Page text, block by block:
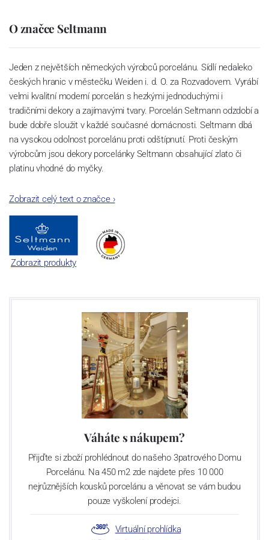
O značce Seltmann
Jeden z největších německých výrobců porcelánu. Sídlí nedaleko
českých hranic v městečku Weiden i. d. O. za Rozvadovem. Vyrábí
velmi kvalitní moderní porcelán s hezkými jednoduchými i
tradičními dekory a zajímavými tvary. Porcelán Seltmann odzdobí a
bude dobře sloužit v každé současné domácnosti. Seltmann dbá
na vysokou odolnost porcelánu proti odštípnutí. Proti českým
výrobcům jsou dekory porcelánky Seltmann obsahující zlato či
platinu vhodné do myčky.
Zobrazit celý text o značce›
Zobrazit produkty
Váháte s nákupem?
Přijďte si zboží prohlédnout do našeho 3patrového Domu
Porcelánu. Na 450 m2 zde najdete přes 10 000
nejrůznějších kousků porcelánu a věnovat se vám budou
pouze vyškolení prodejci.
Virtuální prohlídka